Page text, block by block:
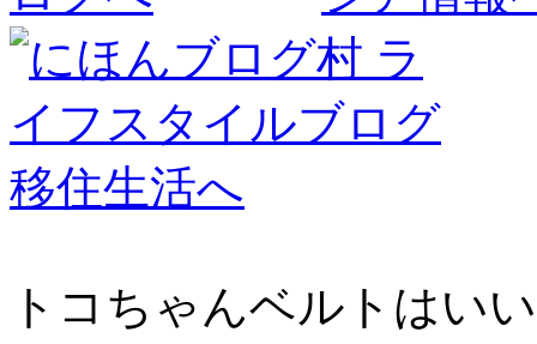
トコちゃんベルトはい